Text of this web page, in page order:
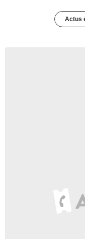
Actus